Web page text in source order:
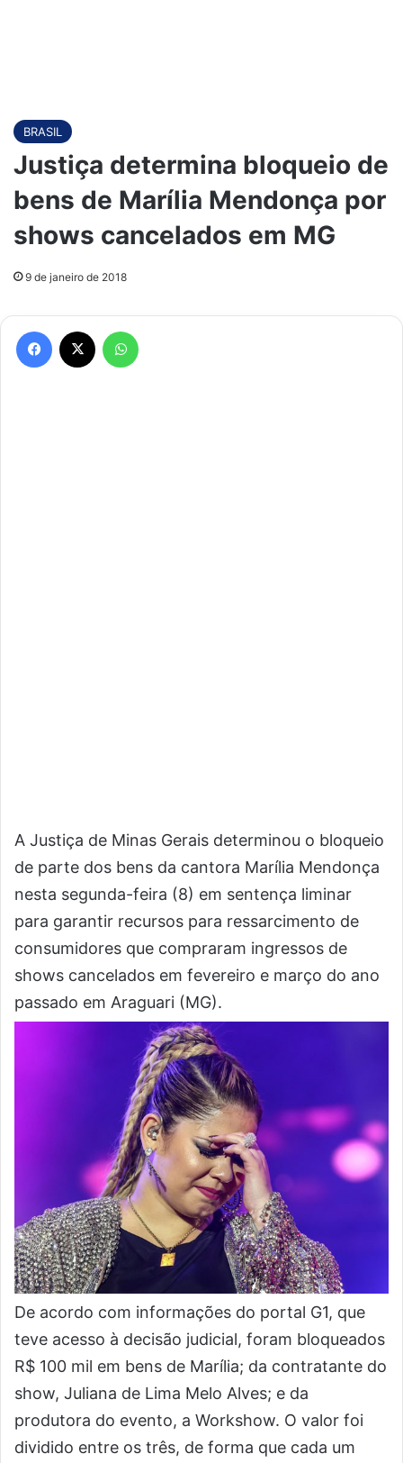
BRASIL
Justiça determina bloqueio de
bens de Marília Mendonça por
shows cancelados em MG
9 de janeiro de 2018
A Justiça de Minas Gerais determinou o bloqueio
de parte dos bens da cantora Marília Mendonça
nesta segunda-feira (8) em sentença liminar
para garantir recursos para ressarcimento de
consumidores que compraram ingressos de
shows cancelados em fevereiro e março do ano
passado em Araguari (MG).
De acordo com informações do portal G1, que
teve acesso à decisão judicial, foram bloqueados
R$ 100 mil em bens de Marília; da contratante do
show, Juliana de Lima Melo Alves; e da
produtora do evento, a Workshow. O valor foi
dividido entre os três, de forma que cada um